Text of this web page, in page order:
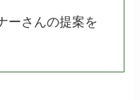
さんの提案を